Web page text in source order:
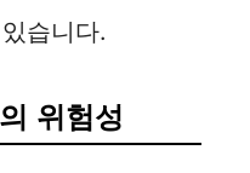
습니다.
위험성